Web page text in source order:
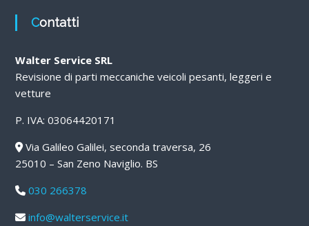
Contatti
Walter Service SRL
Revisione di parti meccaniche veicoli pesanti, leggeri e
vetture
P. IVA: 03064420171
Via Galileo Galilei, seconda traversa, 26
25010 – San Zeno Naviglio. BS
030 266378
info@walterservice.it